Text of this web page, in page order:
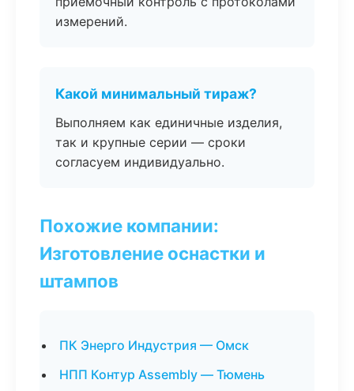
измерений.
Какой минимальный тираж?
Выполняем как единичные изделия,
так и крупные серии — сроки
согласуем индивидуально.
Похожие компании:
Изготовление оснастки и
штампов
ПК Энерго Индустрия — Омск
НПП Контур Assembly — Тюмень